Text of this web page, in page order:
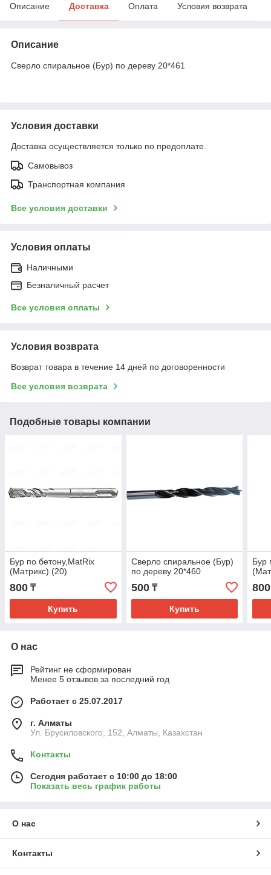
Описание Доставка Оплата Условия возврата
Описание
Сверло спиральное (Бур) по дереву 20*461
Условия доставки
Доставка осуществляется только по предоплате.
Самовывоз
Транспортная компания
Все условия доставки
Условия оплаты
Наличными
Безналичный расчет
Все условия оплаты
Условия возврата
Возврат товара в течение 14 дней по договоренности
Все условия возврата
Подобные товары компании
Бур по бетону,MatRix
(Матрикс) (20)
800 ₸
Купить
Сверло спиральное (Бур)
по дереву 20*460
500₸
Купить
Бур
800
О нас
Рейтинг не сформирован
Менее 5 отзывов за последний год
Работает с 25.07.2017
г. Алматы
Ул. Брусиловского, 152, Алматы, Казахстан
Контакты
Сегодня работает с 10:00 до 18:00
Показать весь график работы
О нас
Контакты